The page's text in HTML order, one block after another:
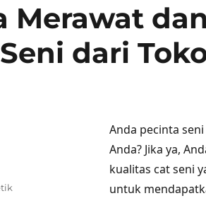
Merawat
dari
Anda pecinta
Anda? Jika ya,
kualitas cat seni
untuk